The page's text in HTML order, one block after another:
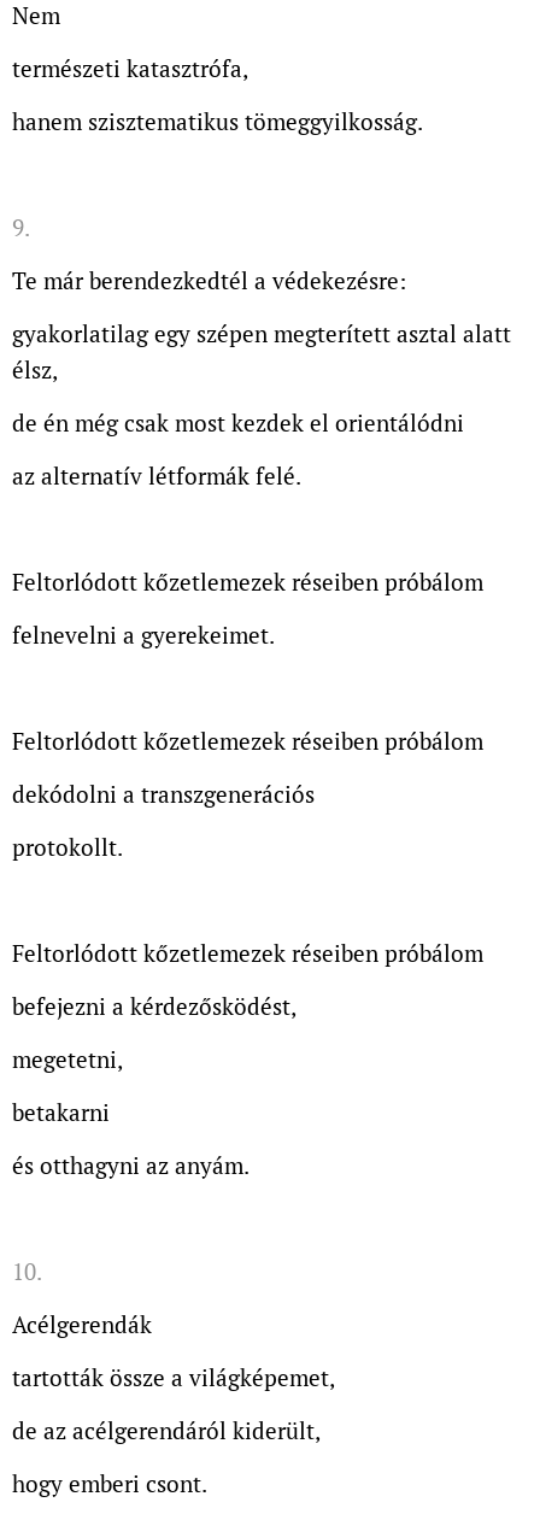
Nem
természeti katasztrófa,
hanem szisztematikus tömeggyilkosság.
9.
Te már berendezkedtél a védekezésre:
gyakorlatilag egy szépen megterített asztal alatt
élsz,
de én még csak most kezdek el orientálódni
az alternatív létformák felé.
Feltorlódott kőzetlemezek réseiben próbálom
felnevelni a gyerekeimet.
Feltorlódott kőzetlemezek réseiben próbálom
dekódolni a transzgenerációs
protokollt.
Feltorlódott kőzetlemezek réseiben próbálom
befejezni a kérdezősködést,
megetetni,
betakarni
és otthagyni az anyám.
10.
Acélgerendák
tartották össze a világképemet,
de az acélgerendáról kiderült,
hogy emberi csont.